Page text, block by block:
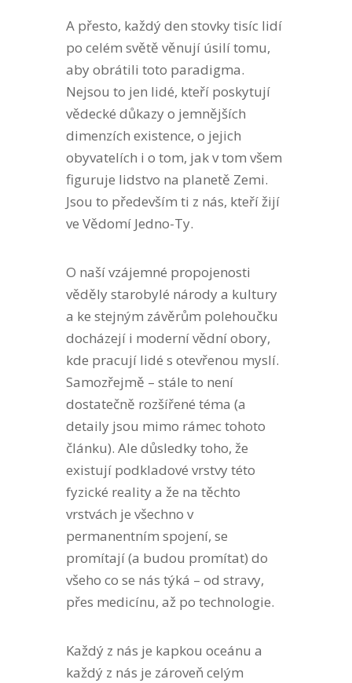
A přesto, každý den stovky tisíc lidí
po celém světě věnují úsilí tomu,
aby obrátili toto paradigma.
Nejsou to jen lidé, kteří poskytují
vědecké důkazy o jemnějších
dimenzích existence, o jejich
obyvatelích i o tom, jak v tom všem
figuruje lidstvo na planetě Zemi.
Jsou to především ti z nás, kteří žijí
ve Vědomí Jedno-Ty.
O naší vzájemné propojenosti
věděly starobylé národy a kultury
a ke stejným závěrům polehoučku
docházejí i moderní vědní obory,
kde pracují lidé s otevřenou myslí.
Samozřejmě – stále to není
dostatečně rozšířené téma (a
detaily jsou mimo rámec tohoto
článku). Ale důsledky toho, že
existují podkladové vrstvy této
fyzické reality a že na těchto
vrstvách je všechno v
permanentním spojení, se
promítají (a budou promítat) do
všeho co se nás týká – od stravy,
přes medicínu, až po technologie.
Každý z nás je kapkou oceánu a
každý z nás je zároveň celým